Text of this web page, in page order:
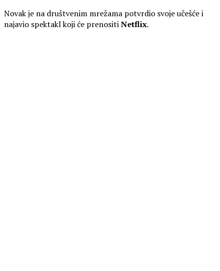
Novak je na društvenim mrežama potvrdio svoje učešće i
najavio spektakl koji će prenositiNetflix.